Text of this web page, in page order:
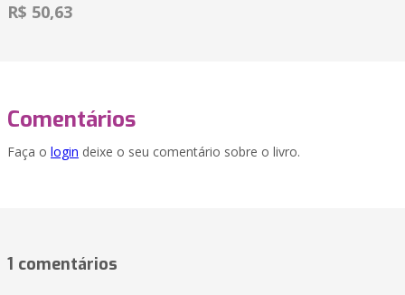
R$ 50,63
Comentários
Faça o login deixe o seu comentário sobre o livro.
1 comentários